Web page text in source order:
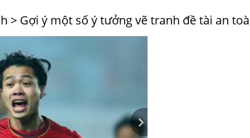
> Gợi ý một số ý tưởng vẽ tranh đề tài an